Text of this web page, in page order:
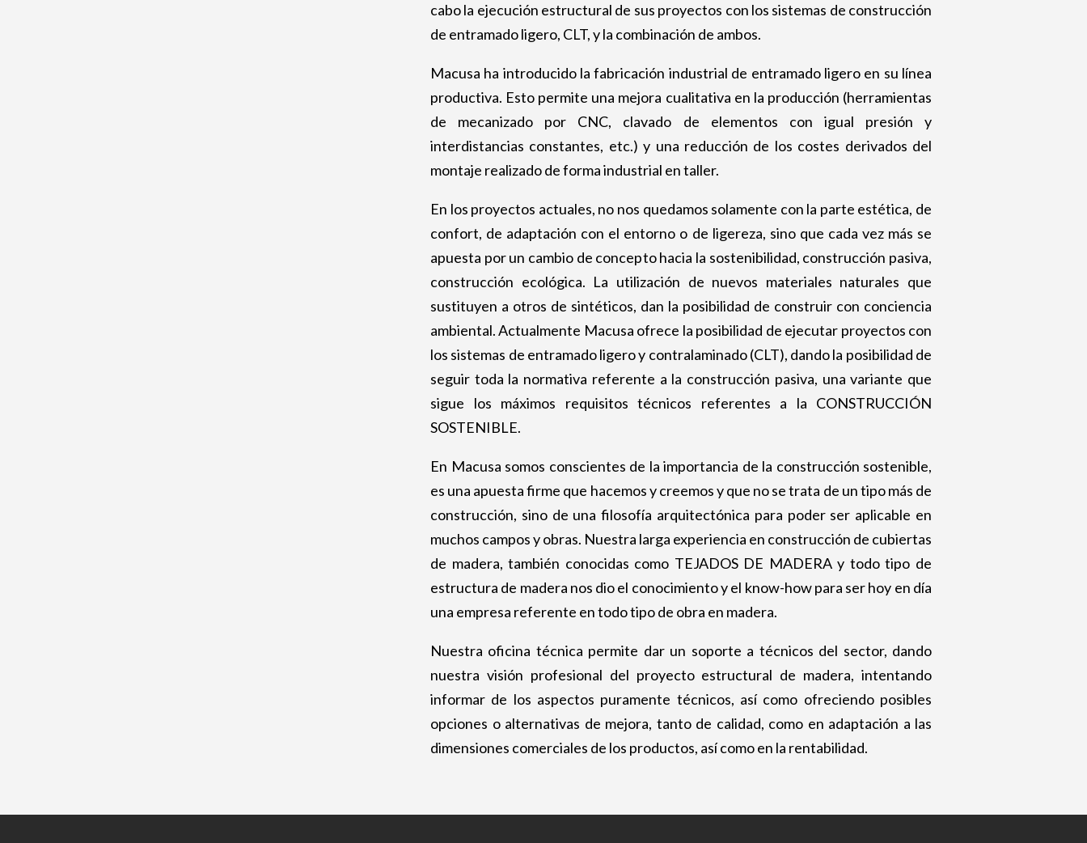
cabo la ejecución estructural de sus proyectos con los sistemas de construcción
de entramado ligero, CLT, y la combinación de ambos.
Macusa ha introducido la fabricación industrial de entramado ligero en su línea
productiva. Esto permite una mejora cualitativa en la producción (herramientas
de mecanizado por CNC, clavado de elementos con igual presión y
interdistancias constantes, etc.) y una reducción de los costes derivados del
montaje realizado de forma industrial en taller.
En los proyectos actuales, no nos quedamos solamente con la parte estética, de
confort, de adaptación con el entorno o de ligereza, sino que cada vez más se
apuesta por un cambio de concepto hacia la sostenibilidad, construcción pasiva,
construcción ecológica. La utilización de nuevos materiales naturales que
sustituyen a otros de sintéticos, dan la posibilidad de construir con conciencia
ambiental. Actualmente Macusa ofrece la posibilidad de ejecutar proyectos con
los sistemas de entramado ligero y contralaminado (CLT), dando la posibilidad de
seguir toda la normativa referente a la construcción pasiva, una variante que
sigue los máximos requisitos técnicos referentes a la CONSTRUCCIÓN
SOSTENIBLE.
En Macusa somos conscientes de la importancia de la construcción sostenible,
es una apuesta firme que hacemos y creemos y que no se trata de un tipo más de
construcción, sino de una filosofía arquitectónica para poder ser aplicable en
muchos campos y obras. Nuestra larga experiencia en construcción de cubiertas
de madera, también conocidas como TEJADOS DE MADERA y todo tipo de
estructura de madera nos dio el conocimiento y el know-how para ser hoy en día
una empresa referente en todo tipo de obra en madera.
Nuestra oficina técnica permite dar un soporte a técnicos del sector, dando
nuestra visión profesional del proyecto estructural de madera, intentando
informar de los aspectos puramente técnicos, así como ofreciendo posibles
opciones o alternativas de mejora, tanto de calidad, como en adaptación a las
dimensiones comerciales de los productos, así como en la rentabilidad.